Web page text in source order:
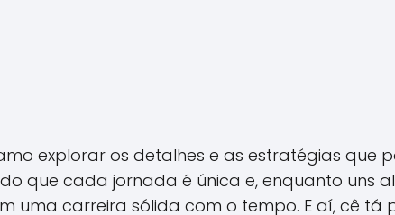
explorar os detalhes e as estratégias que
que cada jornada é única e, enquanto uns
uma carreira sólida com o tempo. E aí, cê